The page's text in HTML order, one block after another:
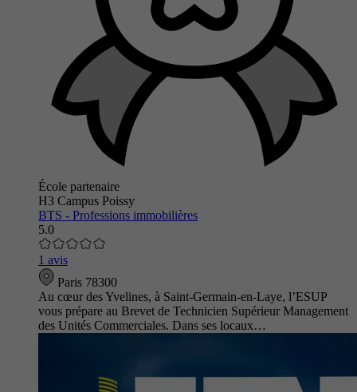
École partenaire
H3 Campus Poissy
BTS - Professions immobilières
5.0
1 avis
Paris 78300
Au cœur des Yvelines, à Saint-Germain-en-Laye, l’ESUP
vous prépare au Brevet de Technicien Supérieur Management
des Unités Commerciales. Dans ses locaux…